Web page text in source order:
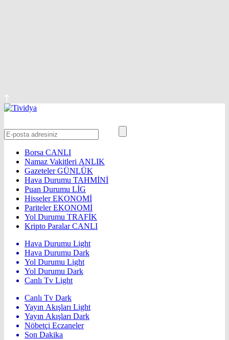
Borsa CANLI
Namaz Vakitleri ANLIK
GazetelerGÜNLÜK
Hava Durumu TAHMİNİ
Puan Durumu LİG
HisselerEKONOMİ
ParitelerEKONOMİ
Yol Durumu TRAFİK
Kripto ParalarCANLI
Hava Durumu Light
Hava Durumu Dark
Yol Durumu Light
Yol Durumu Dark
Canlı Tv Light
Canlı Tv Dark
Yayın Akışları Light
Yayın Akışları Dark
Nöbetçi Eczaneler
Son Dakika